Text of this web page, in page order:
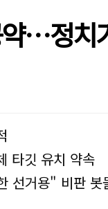
…정치
타깃 유치 약속
선거용" 비판 봇